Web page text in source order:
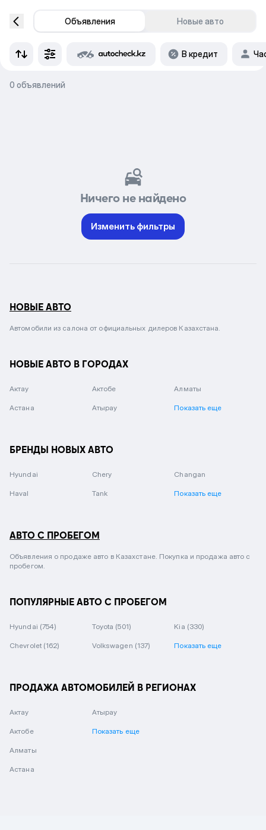
Объявления Новые авто
В кредит
0 объявлений
Ничего не найдено
Изменить фильтры
НОВЫЕ АВТО
Автомобили из салона от официальных дилеров Казахстана.
НОВЫЕ АВТО В ГОРОДАХ
Актау Актобе Алматы
Астана Атырау Показать еще
БРЕНДЫ НОВЫХ АВТО
Hyundai Chery Changan
Haval Tank Показать еще
АВТО С ПРОБЕГОМ
Объявления о продаже авто в Казахстане. Покупка и продажа авто с
пробегом.
ПОПУЛЯРНЫЕ АВТО С ПРОБЕГОМ
Hyundai (754) Toyota (501) Kia (330)
Chevrolet (162) Volkswagen (137) Показать еще
ПРОДАЖА АВТОМОБИЛЕЙ В РЕГИОНАХ
Актау
Актобе
Алматы
Астана
Атырау
Показать еще